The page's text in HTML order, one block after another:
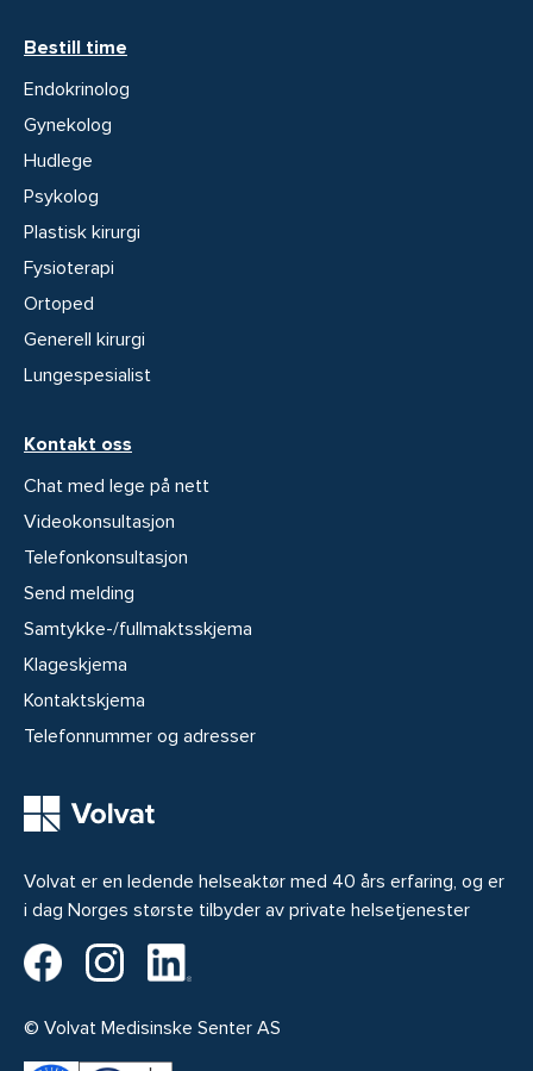
Volvat er en ledende helseaktør med 40 års erfaring, og er
i dag Norges største tilbyder av private helsetjenester
Volvat på Facebook
Volvat på Instagram
© Volvat Medisinske Senter AS
Bestill time
Endokrinolog
Gynekolog
Hudlege
Psykolog
Plastisk kirurgi
Fysioterapi
Ortoped
Generell kirurgi
Lungespesialist
Kontakt oss
Chat med lege på nett
Videokonsultasjon
Telefonkonsultasjon
Send melding
Samtykke-/fullmaktsskjema
Klageskjema
Kontaktskjema
Telefonnummer og adresser